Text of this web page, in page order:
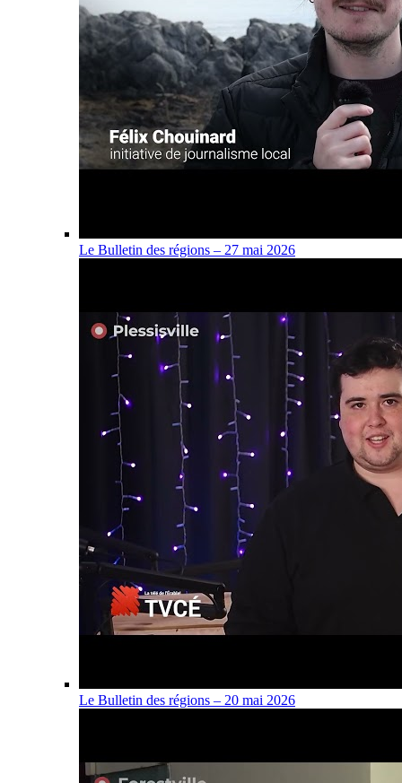
Le Bulletin des régions – 27 mai 2026
Le Bulletin des régions – 20 mai 2026